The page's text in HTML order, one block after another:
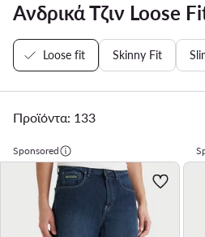
Ανδρικά Τζιν Loose
Loose fit Skinny Fit
Προϊόντα: 133
Sponsored